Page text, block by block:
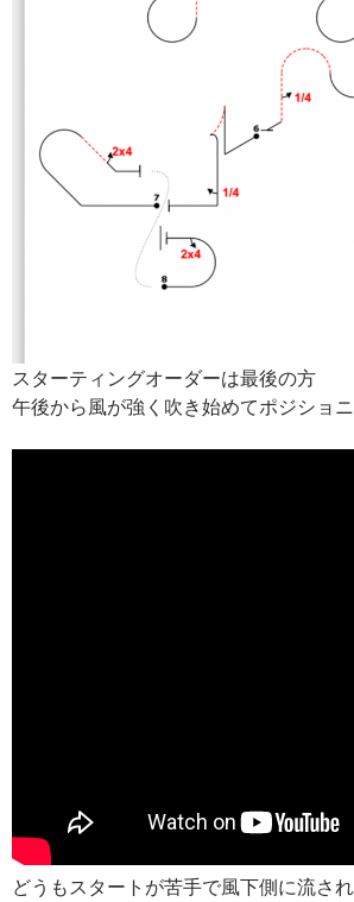
スターティングオーダーは最後の方
午後から風が強く吹き始めてポジショ
どうもスタートが苦手で風下側に流さ